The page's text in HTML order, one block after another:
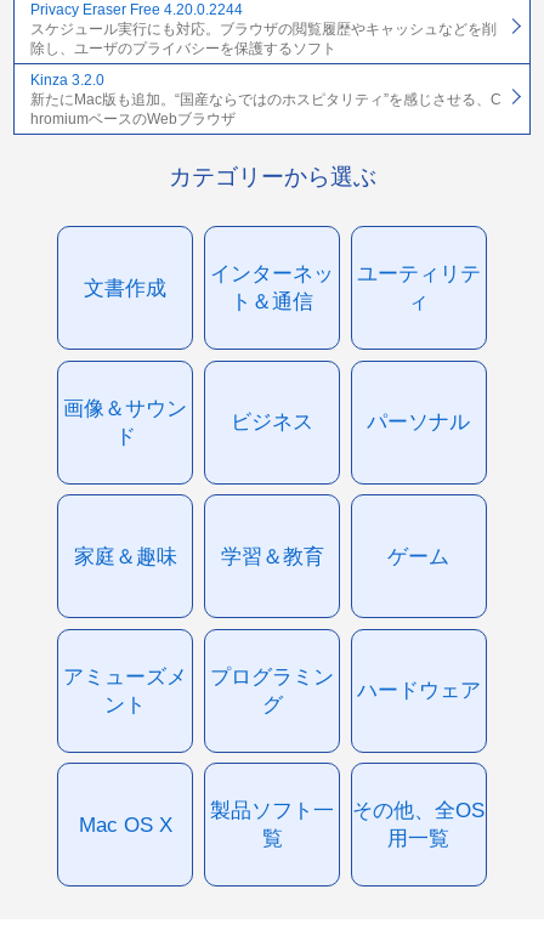
Privacy Eraser Free 4.20.0.2244
スケジュール実行にも対応。ブラウザの閲覧履歴やキャッシュなどを削
除し、ユーザのプライバシーを保護するソフト
Kinza 3.2.0
新たにMac版も追加。“国産ならではのホスピタリティ”を感じさせる、C
hromiumベースのWebブラウザ
カテゴリーから選ぶ
文書作成
インターネッ
ト＆通信
ユーティリテ
ィ
画像＆サウン
ド
ビジネス パーソナル
家庭＆趣味 学習＆教育 ゲーム
アミューズメ
ント
プログラミン
グ
ハードウェア
Mac OS X
製品ソフト一
覧
その他、全OS
用一覧